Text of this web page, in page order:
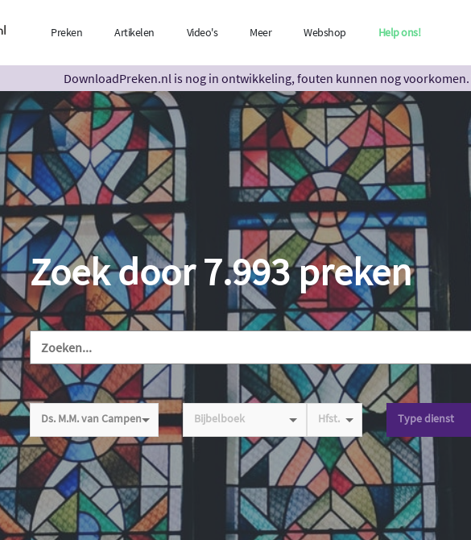
Preken Artikelen Video's Meer Webshop Help ons!
DownloadPreken.nl is nog in ontwikkeling, fouten kunnen nog voorkomen.
Zoek door 7.993 preken
Ds. M.M. van Campen Bijbelboek Hfst. Type dienst